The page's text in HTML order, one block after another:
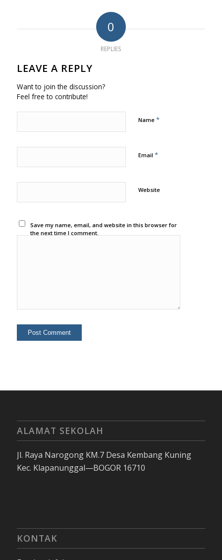
0
REPLIES
LEAVE A REPLY
Want to join the discussion?
Feel free to contribute!
Name *
Email *
Website
Save my name, email, and website in this browser for
the next time I comment.
ALAMAT SEKOLAH
Jl. Raya Narogong KM.7 Desa Kembang Kuning
Kec. Klapanunggal—BOGOR 16710
KONTAK